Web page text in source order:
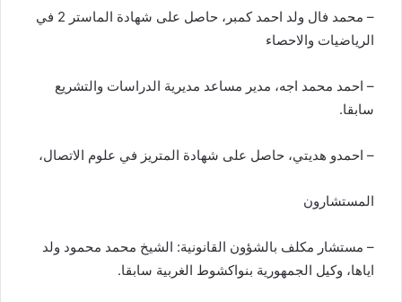
– محمد فال ولد احمد كمبر، حاصل على شهادة الماستر 2 في
الرياضيات والاحصاء
– احمد محمد اجه، مدير مساعد مديرية الدراسات والتشريع
سابقا.
– احمدو هديتي، حاصل على شهادة المتريز في علوم الاتصال،
المستشارون
– مستشار مكلف بالشؤون القانونية: الشيخ محمد محمود ولد
اياها، وكيل الجمهورية بنواكشوط الغربية سابقا.